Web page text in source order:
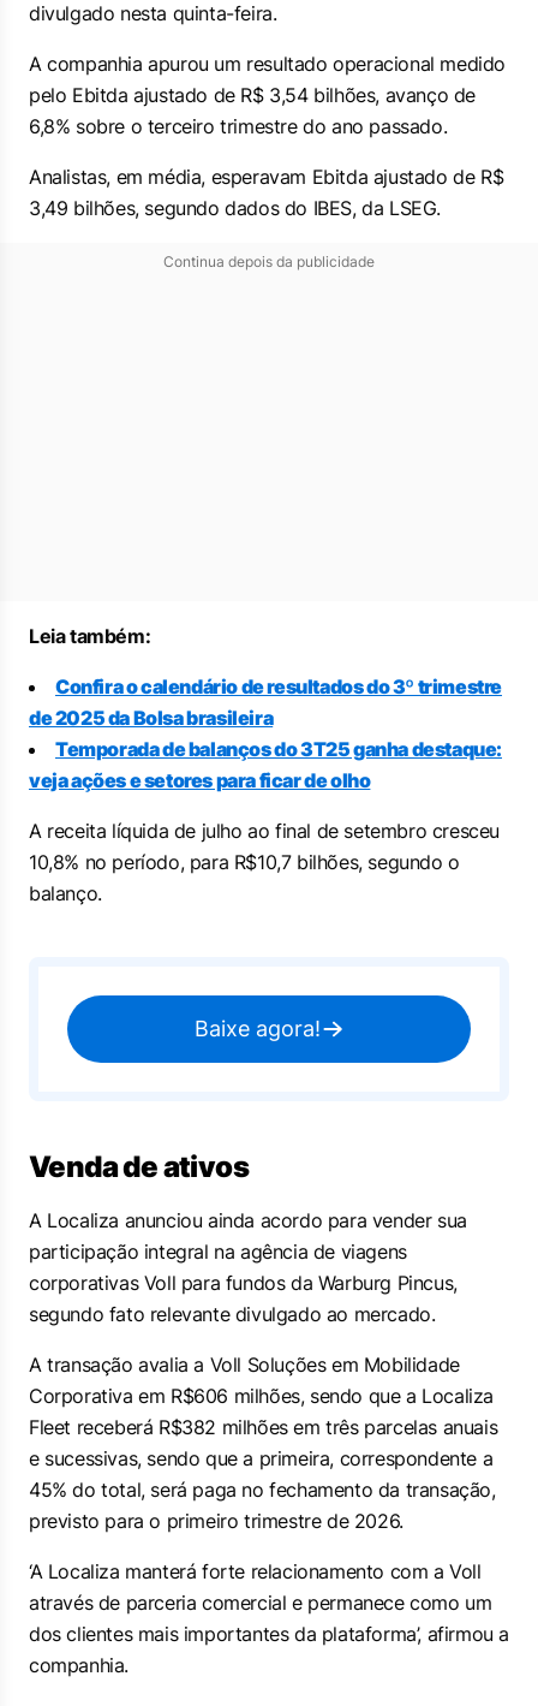
divulgado nesta quinta-feira.
A companhia apurou um resultado operacional medido
pelo Ebitda ajustado de R$ 3,54 bilhões, avanço de
6,8% sobre o terceiro trimestre do ano passado.
Analistas, em média, esperavam Ebitda ajustado de R$
3,49 bilhões, segundo dados do IBES, da LSEG.
Continua depois da publicidade
Leia também:
Confira o calendário de resultados do 3º trimestre
de 2025 da Bolsa brasileira
Temporada de balanços do 3T25 ganha destaque:
veja ações e setores para ficar de olho
A receita líquida de julho ao final de setembro cresceu
10,8% no período, para R$10,7 bilhões, segundo o
balanço.
Baixe agora!
Venda de ativos
A Localiza anunciou ainda acordo para vender sua
participação integral na agência de viagens
corporativas Voll para fundos da Warburg Pincus,
segundo fato relevante divulgado ao mercado.
A transação avalia a Voll Soluções em Mobilidade
Corporativa em R$606 milhões, sendo que a Localiza
Fleet receberá R$382 milhões em três parcelas anuais
e sucessivas, sendo que a primeira, correspondente a
45% do total, será paga no fechamento da transação,
previsto para o primeiro trimestre de 2026.
‘A Localiza manterá forte relacionamento com a Voll
através de parceria comercial e permanece como um
dos clientes mais importantes da plataforma’, afirmou a
companhia.